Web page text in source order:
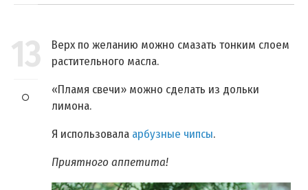
13
Верх по желанию можно смазать тонким слоем
растительного масла.
«Пламя свечи» можно сделать из дольки
лимона.
Я использовала арбузные чипсы.
Приятного аппетита!